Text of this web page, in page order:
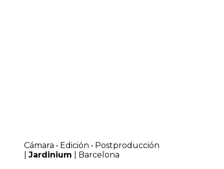
Cámara • Edición • Postproducción
Jardinium | Barcelona